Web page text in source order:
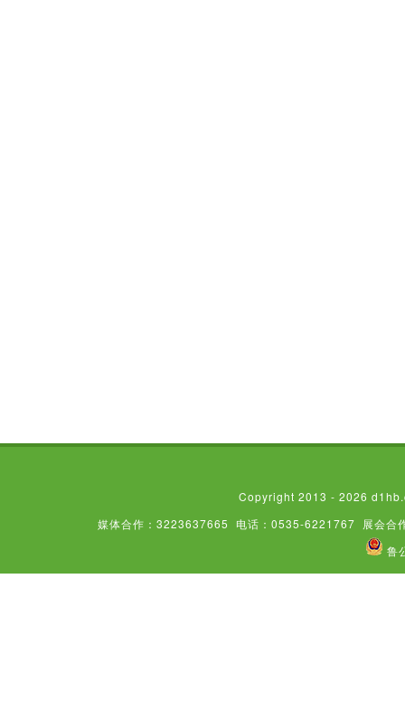
Copyright 2013 - 2026
媒体合作：3223637665
电话：0535-6221767 展会合
鲁